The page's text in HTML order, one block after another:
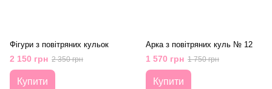
Фігури з повітряних кульок
2 150 грн 2 350 грн
Купити
Арка з повітряних куль № 12
1 570 грн 1 750 грн
Купити